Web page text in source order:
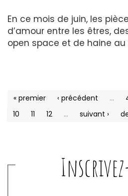
En ce mois de juin, les
d’amour entre les êtres,
open space et de haine au
« premier ‹ précédent …
10
11 12 … suivant ›